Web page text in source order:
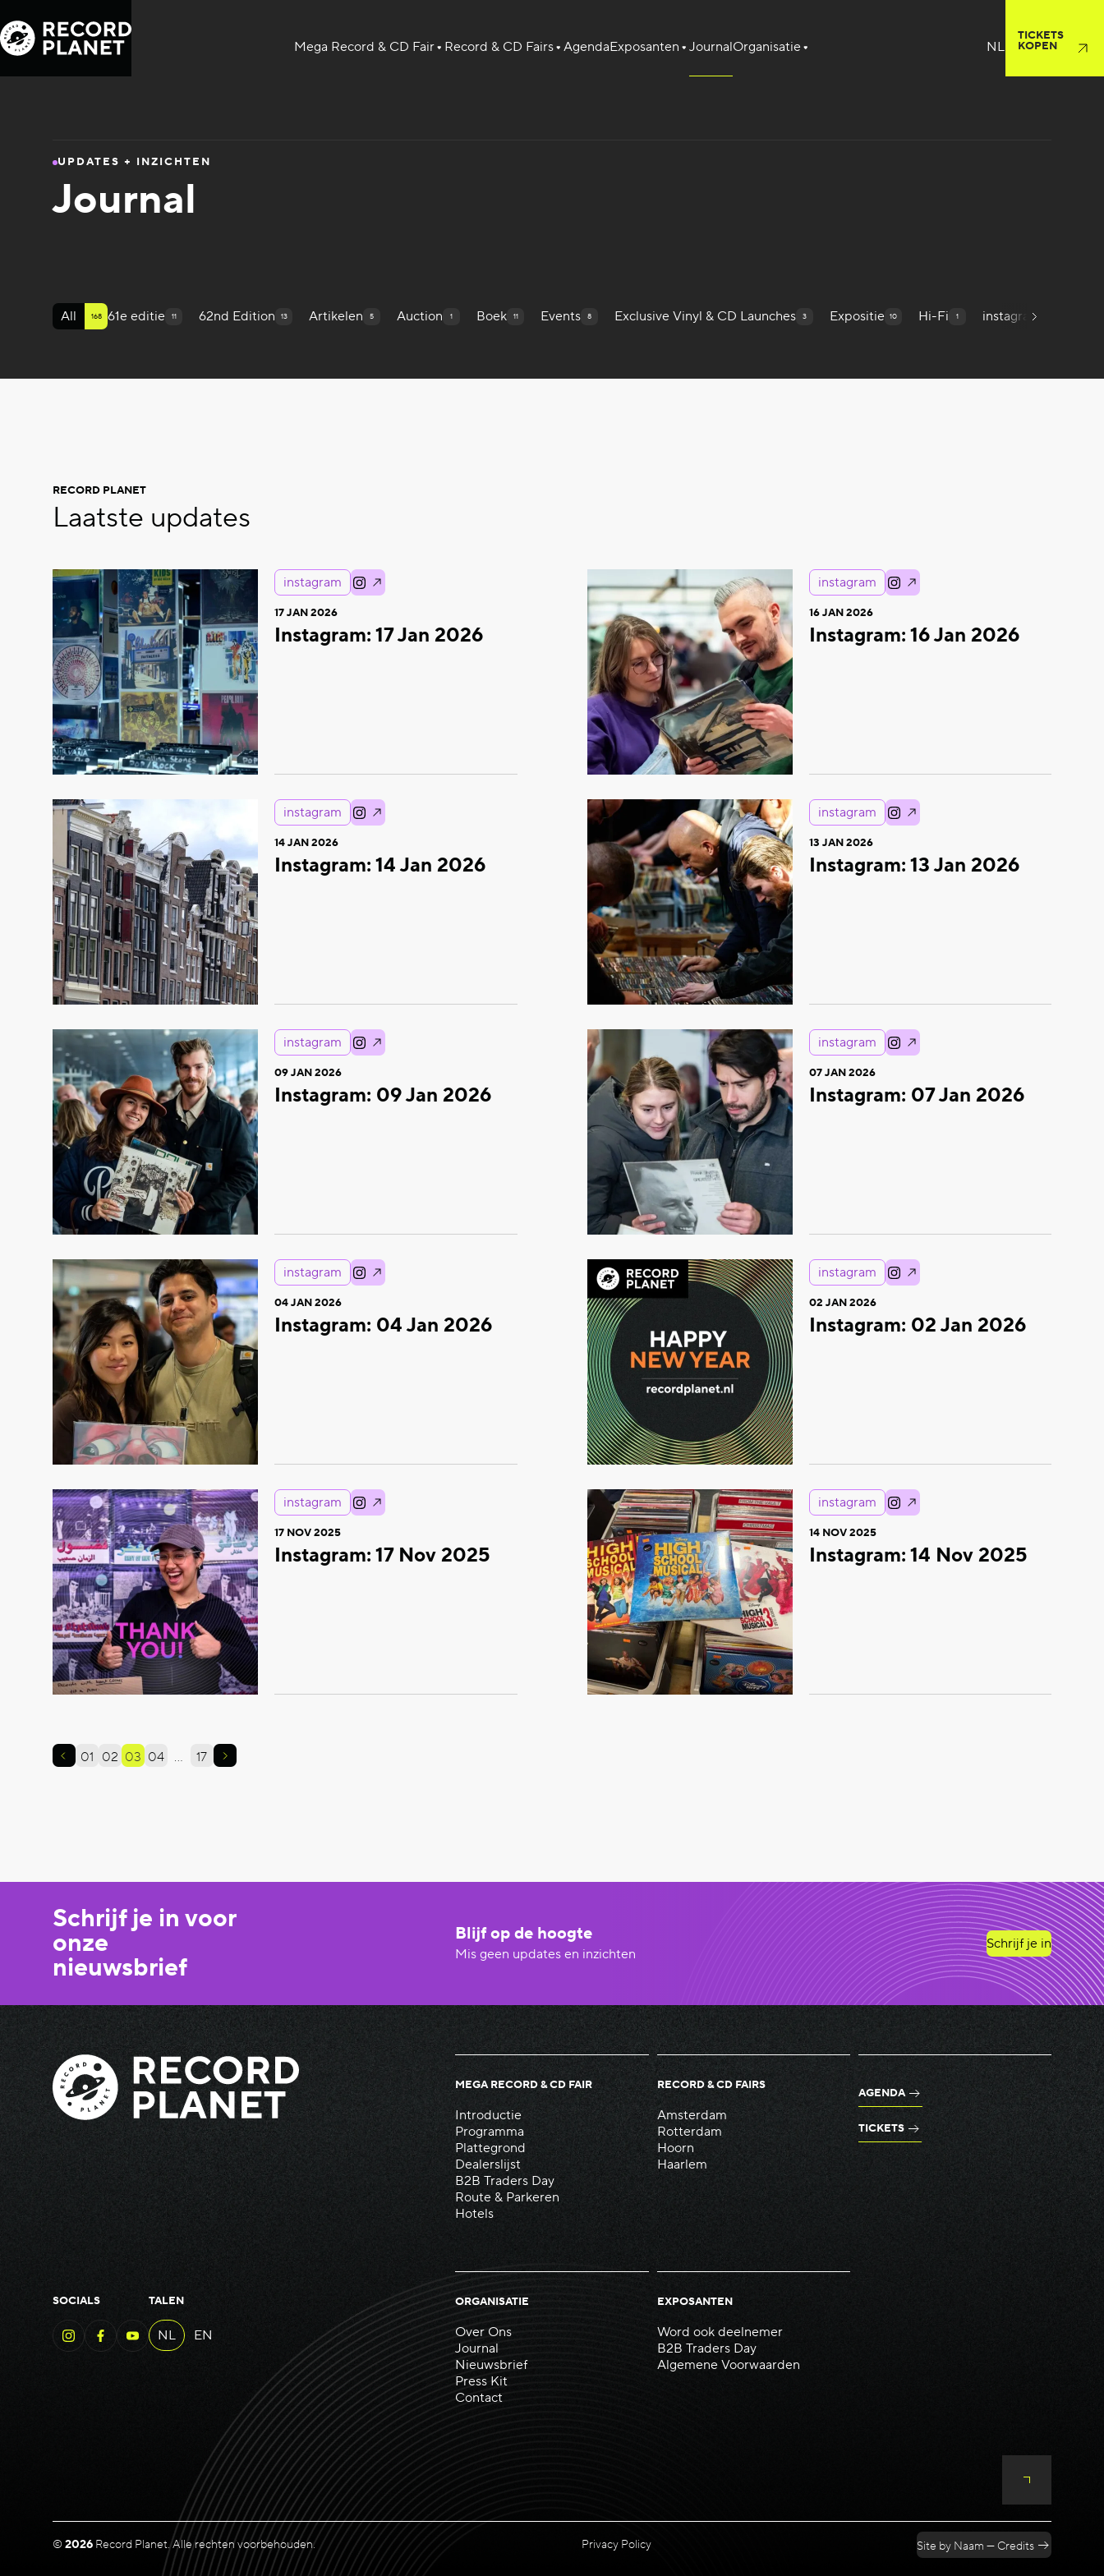
Mega Record & CD Fair Record & CD Fairs AgendaExposanten JournalOrganisatie
TICKETS
KOPEN
UPDATES + INZICHTEN
Journal
All 168 61e editie 11 62nd Edition 13 Artikelen 5 Auction 1 Boek 11 Events 8 Exclusive Vinyl & CD Launches 3 Expositie 10 Hi-Fi 1 instagram
RECORD PLANET
Laatste updates
instagram
17 JAN 2026
Instagram: 17 Jan 2026
instagram
16 JAN 2026
Instagram: 16 Jan 2026
instagram
14 JAN 2026
Instagram: 14 Jan 2026
instagram
13 JAN 2026
Instagram: 13 Jan 2026
instagram
09 JAN 2026
Instagram: 09 Jan 2026
instagram
07 JAN 2026
Instagram: 07 Jan 2026
instagram
04 JAN 2026
Instagram: 04 Jan 2026
instagram
02 JAN 2026
Instagram: 02 Jan 2026
instagram
17 NOV 2025
Instagram: 17 Nov 2025
instagram
14 NOV 2025
Instagram: 14 Nov 2025
01 02 03 04 … 17
Schrijf je in voor
onze
nieuwsbrief
Blijf op de hoogte
Mis geen updates en inzichten
Schrijf je in
AGENDA
TICKETS
MEGA RECORD & CD FAIR
Introductie
Programma
Plattegrond
Dealerslijst
B2B Traders Day
Route & Parkeren
Hotels
RECORD & CD FAIRS
Amsterdam
Rotterdam
Hoorn
Haarlem
ORGANISATIE
Over Ons
Journal
Nieuwsbrief
Press Kit
Contact
EXPOSANTEN
Word ook deelnemer
B2B Traders Day
Algemene Voorwaarden
TALEN
NL EN
SOCIALS
© 2026 Record Planet. Alle rechten voorbehouden. Privacy Policy Site by Naam — Credits